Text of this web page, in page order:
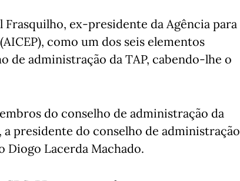
Frasquilho, ex-presidente da Agência para
como um dos seis elementos
de administração da TAP, cabendo-lhe o
do conselho de administração da
presidente do conselho de administração
Diogo Lacerda Machado.